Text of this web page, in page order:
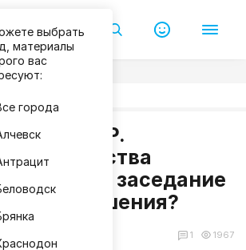
выбрать
материалы
вас
города
в ЛНР.
ведомства
заседание
решения?
1 1967